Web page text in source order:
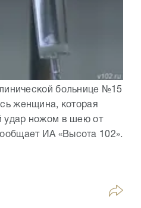
больнице №15
женщина, которая
удар ножом в шею от
ИА «Высота 102».